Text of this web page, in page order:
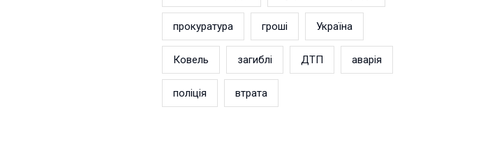
прокуратура гроші Україна
Ковель загиблі ДТП аварія
поліція втрата